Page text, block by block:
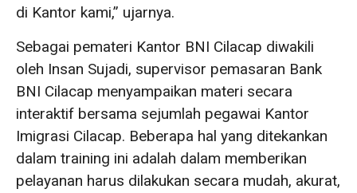
di Kantor kami,” ujarnya.
Sebagai pemateri Kantor BNI Cilacap diwakili
oleh Insan Sujadi, supervisor pemasaran Bank
BNI Cilacap menyampaikan materi secara
interaktif bersama sejumlah pegawai Kantor
Imigrasi Cilacap. Beberapa hal yang ditekankan
dalam training ini adalah dalam memberikan
pelayanan harus dilakukan secara mudah, akurat,